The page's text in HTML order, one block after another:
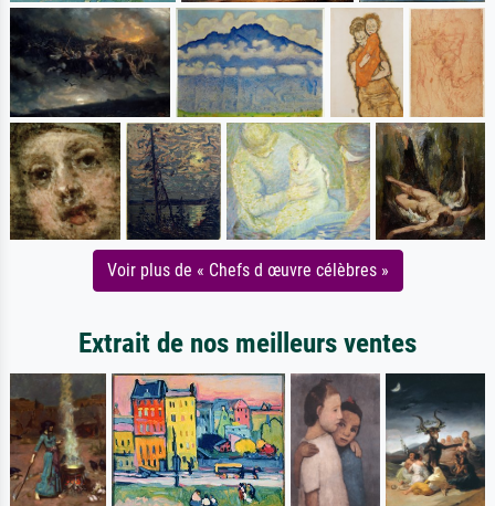
Voir plus de « Chefs d œuvre célèbres »
Extrait de nos meilleurs ventes